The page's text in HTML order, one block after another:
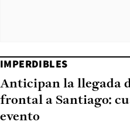
IMPERDIBLES
Anticipan la llegada
frontal a Santiago:
evento